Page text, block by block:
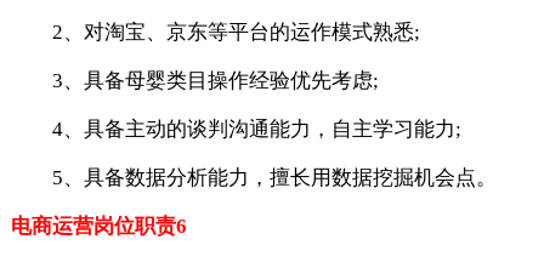
2、对淘宝、京东等平台的运作模式熟悉;
3、具备母婴类目操作经验优先考虑;
4、具备主动的谈判沟通能力，自主学习能力;
5、具备数据分析能力，擅长用数据挖掘机会点。
电商运营岗位职责6